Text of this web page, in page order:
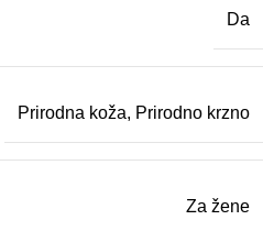
Da
Prirodna koža, Prirodno krzno
Za žene